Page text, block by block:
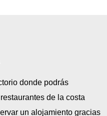
donde podrás
de la costa
un alojamiento gracias